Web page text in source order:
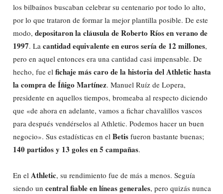
los bilbaínos buscaban celebrar su centenario por todo lo alto,
por lo que trataron de formar la mejor plantilla posible. De este
modo, depositaron la cláusula de Roberto Ríos en verano de
1997. La cantidad equivalente en euros sería de 12 millones,
pero en aquel entonces era una cantidad casi impensable. De
hecho, fue el fichaje más caro de la historia del Athletic hasta
la compra de Íñigo Martínez. Manuel Ruíz de Lopera,
presidente en aquellos tiempos, bromeaba al respecto diciendo
que «de ahora en adelante, vamos a fichar chavalillos vascos
para después vendérselos al Athletic. Podemos hacer un buen
negocio». Sus estadísticas en el Betis fueron bastante buenas;
140 partidos y 13 goles en 5 campañas.
En el Athletic, su rendimiento fue de más a menos. Seguía
siendo un central fiable en líneas generales, pero quizás nunca